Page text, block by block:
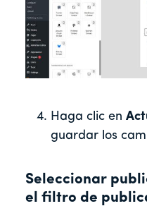
Haga clic en
guardar los
Seleccionar
el filtro de